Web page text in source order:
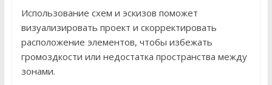
Использование схем и эскизов поможет
визуализировать проект и скорректировать
расположение элементов, чтобы избежать
громоздкости или недостатка пространства между
зонами.